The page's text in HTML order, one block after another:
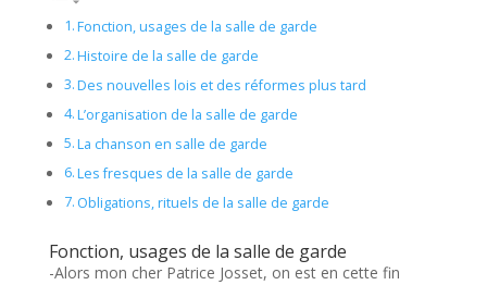
Fonction, usages de la salle de garde
Histoire de la salle de garde
Des nouvelles lois et des réformes plus tard
L’organisation de la salle de garde
La chanson en salle de garde
Les fresques de la salle de garde
Obligations, rituels de la salle de garde
Fonction, usages de la salle de garde
-Alors mon cher Patrice Josset, on est en cette fin